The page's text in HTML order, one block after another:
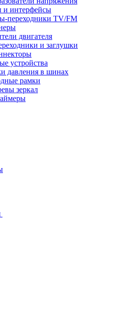
и интерфейсы
переходники TV/FM
двигателя
и заглушки
устройства
давления в шинах
рамки
зеркал